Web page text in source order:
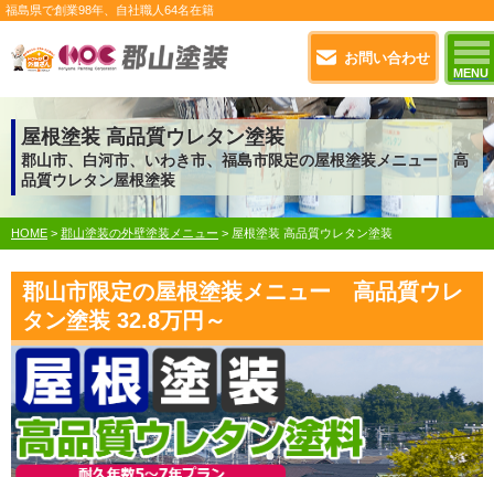
お問い合わせ
MENU
福島県で創業98年 、自社職人 64名在籍
屋根塗装 高品質ウレタン塗装
郡山市、白河市、いわき市、福島市限定の屋根塗装メニュー 高
品質ウレタン屋根塗装
HOME > 郡山塗装の外壁塗装メニュー > 屋根塗装 高品質ウレタン塗装
郡山市限定の屋根塗装メニュー 高品質ウレ
タン塗装 32.8万円～